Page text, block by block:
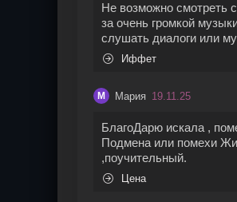
Не возможно смотреть
за очень громкой
слушать диалоги или
Иффет
М Мария 19.11.25
БлагоДарю искала ,
Подмена или помехи
,поучительный.
Цена